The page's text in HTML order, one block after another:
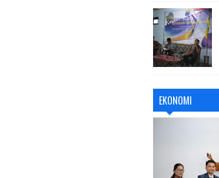
EKONOMI